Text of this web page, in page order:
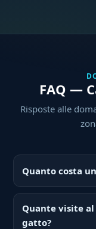
FAQ —
Risposte alle
Quanto costa
Quante visite
gatto?